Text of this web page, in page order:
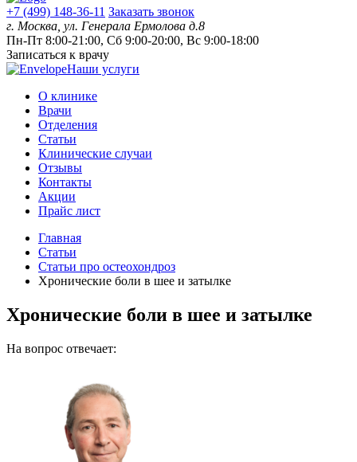
+7 (499) 148-36-11 Заказать звонок
г. Москва, ул. Генерала Ермолова д.8
Пн-Пт 8:00-21:00, Сб 9:00-20:00, Вс 9:00-18:00
Записаться к врачу
Наши услуги
О клинике
Врачи
Отделения
Статьи
Клинические случаи
Отзывы
Контакты
Акции
Прайс лист
Главная
Статьи
Статьи про остеохондроз
Хронические боли в шее и затылке
Хронические боли в шее и затылке
На вопрос отвечает: